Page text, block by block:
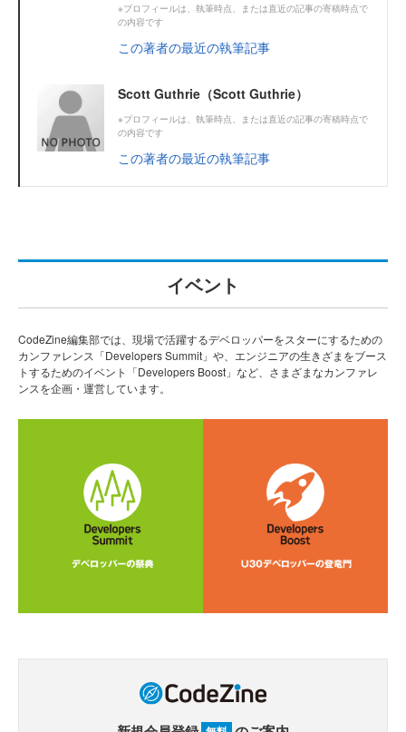
※プロフィールは、執筆時点、または直近の記事の寄稿時点で
の内容です
この著者の最近の執筆記事
Scott Guthrie（Scott Guthrie）
※プロフィールは、執筆時点、または直近の記事の寄稿時点で
の内容です
この著者の最近の執筆記事
イベント
CodeZine編集部では、現場で活躍するデベロッパーをスターにするための
カンファレンス「Developers Summit」や、エンジニアの生きざまをブース
トするためのイベント「Developers Boost」など、さまざまなカンファレ
ンスを企画・運営しています。